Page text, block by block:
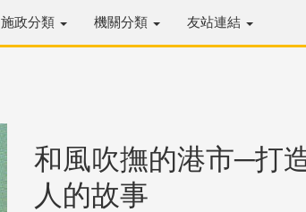
施政分類 機關分類 友站連結
和風吹撫的港市─打
人的故事